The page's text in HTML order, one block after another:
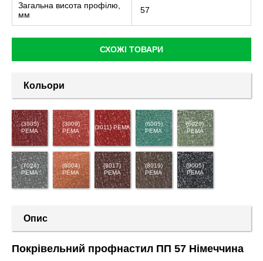
Загальна висота профілю,
мм
57
СХОЖІ ТОВАРИ
Кольори
(3005)
PEMA
(3009)
PEMA
(3011) PEMA
(6005)
PEMA
(6020)
PEMA
(7024)
PEMA
(8004)
PEMA
(8017)
PEMA
(8019)
PEMA
(9005)
PEMA
Опис
Покрівельний профнастил ПП 57 Німеччина